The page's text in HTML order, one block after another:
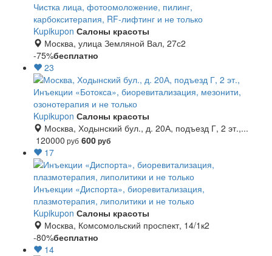
Чистка лица, фотоомоложение, пилинг,
карбокситерапия, RF-лифтинг и не только
Kupikupon Салоны красоты
Москва, улица Земляной Вал, 27с2
-75%бесплатно
23
Инъекции «Ботокса», биоревитализация, мезонити,
озонотерапия и не только
Kupikupon Салоны красоты
Москва, Ходынский бул., д. 20А, подъезд Г, 2 эт.,...
120000 руб 600руб
17
Инъекции «Диспорта», биоревитализация,
плазмотерапия, липолитики и не только
Kupikupon Салоны красоты
Москва, Комсомольский проспект, 14/1к2
-80%бесплатно
14